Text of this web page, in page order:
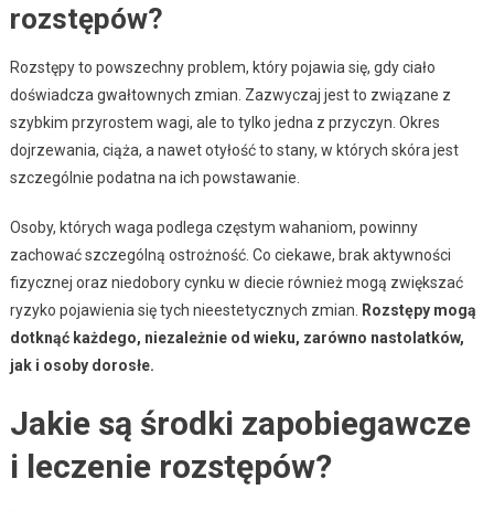
rozstępów?
Rozstępy to powszechny problem, który pojawia się, gdy ciało
doświadcza gwałtownych zmian. Zazwyczaj jest to związane z
szybkim przyrostem wagi, ale to tylko jedna z przyczyn. Okres
dojrzewania, ciąża, a nawet otyłość to stany, w których skóra jest
szczególnie podatna na ich powstawanie.
Osoby, których waga podlega częstym wahaniom, powinny
zachować szczególną ostrożność. Co ciekawe, brak aktywności
fizycznej oraz niedobory cynku w diecie również mogą zwiększać
ryzyko pojawienia się tych nieestetycznych zmian.
Rozstępy mogą
dotknąć każdego, niezależnie od wieku, zarówno nastolatków,
jak i osoby dorosłe.
Jakie są środki zapobiegawcze
i leczenie rozstępów?